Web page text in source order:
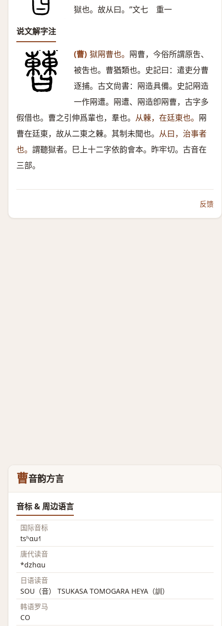
獄也。故从曰。”文七 重一
说文解字注
(曹) 獄㒳曹也。 㒳曹，今俗所謂原吿、
被吿也。曹猶類也。史記曰：遣吏分曹
逐捕。古文尙書：㒳造具備。史記㒳造
一作㒳遭。㒳遭、㒳造卽㒳曹，古字多
假借也。曹之引伸爲輩也，羣也。 从㯥，在廷東也。 㒳
曹在廷東，故从二東之㯥。其制未聞也。 从曰，治事者
也。 謂聽獄者。巳上十二字依韵會本。昨牢切。古音在
三部。
反馈
曹音韵方言
音标 & 周边语言
国际音标
tsʰɑu˧˥
唐代读音
*dzhɑu
日语读音
SOU（音） TSUKASA TOMOGARA HEYA（訓）
韩语罗马
CO